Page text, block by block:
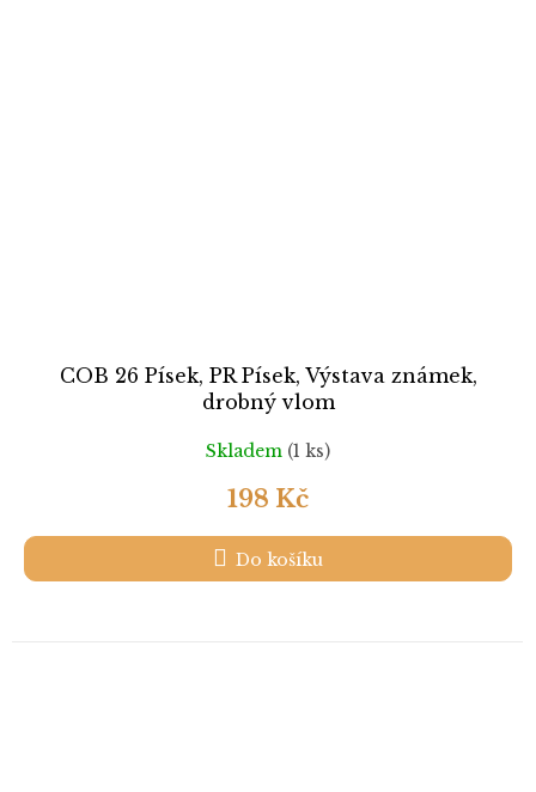
COB 26 Písek, PR Písek, Výstava známek,
drobný vlom
Skladem (1 ks)
198 Kč
Do košíku